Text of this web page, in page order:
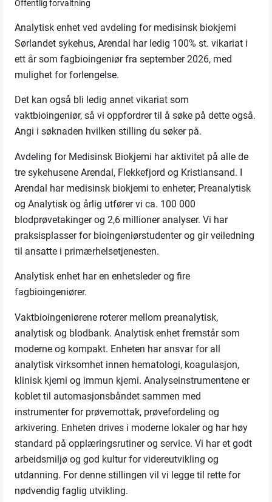
Offentlig forvaltning
Analytisk enhet ved avdeling for medisinsk biokjemi
Sørlandet sykehus, Arendal har ledig 100% st. vikariat i
ett år som fagbioingeniør fra september 2026, med
mulighet for forlengelse.
Det kan også bli ledig annet vikariat som
vaktbioingeniør, så vi oppfordrer til å søke på dette også.
Angi i søknaden hvilken stilling du søker på.
Avdeling for Medisinsk Biokjemi har aktivitet på alle de
tre sykehusene Arendal, Flekkefjord og Kristiansand. I
Arendal har medisinsk biokjemi to enheter; Preanalytisk
og Analytisk og årlig utfører vi ca. 100 000
blodprøvetakinger og 2,6 millioner analyser. Vi har
praksisplasser for bioingeniørstudenter og gir veiledning
til ansatte i primærhelsetjenesten.
Analytisk enhet har en enhetsleder og fire
fagbioingeniører.
Vaktbioingeniørene roterer mellom preanalytisk,
analytisk og blodbank. Analytisk enhet fremstår som
moderne og kompakt. Enheten har ansvar for all
analytisk virksomhet innen hematologi, koagulasjon,
klinisk kjemi og immun kjemi. Analyseinstrumentene er
koblet til automasjonsbåndet sammen med
instrumenter for prøvemottak, prøvefordeling og
arkivering. Enheten drives i moderne lokaler og har høy
standard på opplæringsrutiner og service. Vi har et godt
arbeidsmiljø og god kultur for videreutvikling og
utdanning. For denne stillingen vil vi legge til rette for
nødvendig faglig utvikling.